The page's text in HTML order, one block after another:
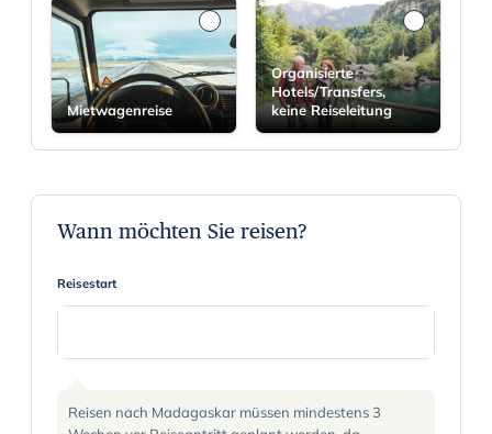
Mietwagenreise
Organisierte
Hotels/Transfers,
keine Reiseleitung
Wann möchten Sie reisen?
Reisestart
Reisen nach Madagaskar müssen mindestens 3